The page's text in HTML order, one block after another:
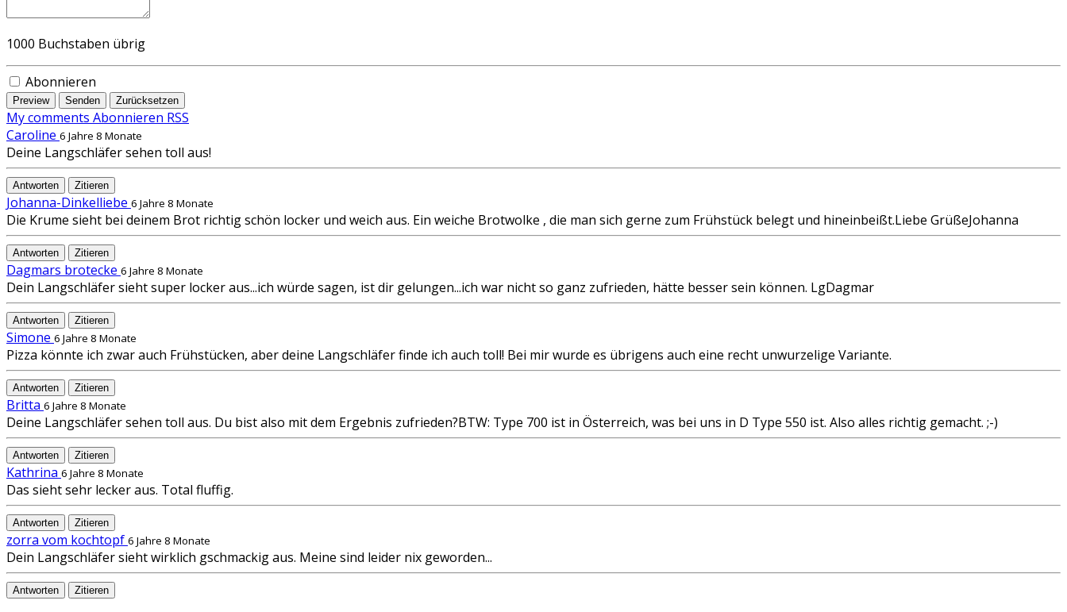
1000 Buchstaben übrig
Abonnieren
Preview Senden Zurücksetzen
My comments Abonnieren RSS
Caroline 6 Jahre 8 Monate
Deine Langschläfer sehen toll aus!
Antworten Zitieren
Johanna-Dinkelliebe 6 Jahre 8 Monate
Die Krume sieht bei deinem Brot richtig schön locker und weich aus. Ein weiche Brotwolke , die man sich gerne zum Frühstück belegt und hineinbeißt.Liebe GrüßeJohanna
Antworten Zitieren
Dagmars brotecke 6 Jahre 8 Monate
Dein Langschläfer sieht super locker aus...ich würde sagen, ist dir gelungen...ich war nicht so ganz zufrieden, hätte besser sein können. LgDagmar
Antworten Zitieren
Simone 6 Jahre 8 Monate
Pizza könnte ich zwar auch Frühstücken, aber deine Langschläfer finde ich auch toll! Bei mir wurde es übrigens auch eine recht unwurzelige Variante.
Antworten Zitieren
Britta 6 Jahre 8 Monate
Deine Langschläfer sehen toll aus. Du bist also mit dem Ergebnis zufrieden?BTW: Type 700 ist in Österreich, was bei uns in D Type 550 ist. Also alles richtig gemacht. ;-)
Antworten Zitieren
Kathrina 6 Jahre 8 Monate
Das sieht sehr lecker aus. Total fluffig.
Antworten Zitieren
zorra vom kochtopf 6 Jahre 8 Monate
Dein Langschläfer sieht wirklich gschmackig aus. Meine sind leider nix geworden...
Antworten Zitieren